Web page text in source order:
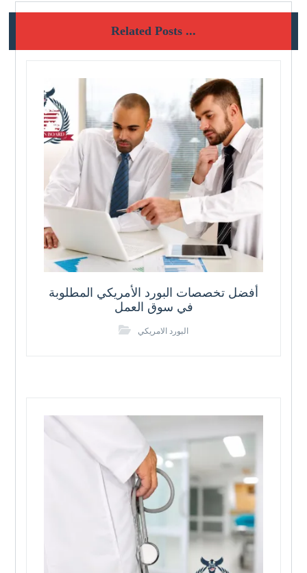
Related Posts ...
أفضل تخصصات البورد الأمريكي المطلوبة
في سوق العمل
البورد الامريكي